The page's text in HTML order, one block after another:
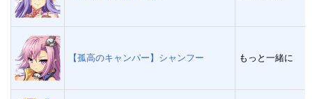
【孤高のキャンパー】シャンフー もっと一緒に